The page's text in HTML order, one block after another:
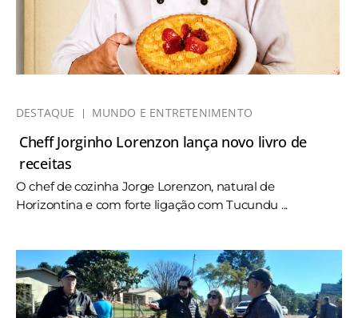
DESTAQUE MUNDO E ENTRETENIMENTO
Cheff Jorginho Lorenzon lança novo livro de
receitas
O chef de cozinha Jorge Lorenzon, natural de
Horizontina e com forte ligação com Tucundu ...